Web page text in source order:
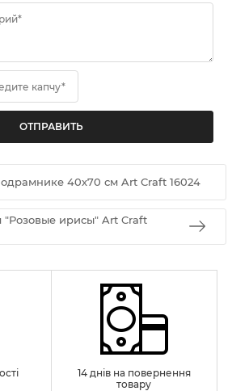
капчу*
40х70 см Art Craft 16024
ирисы" Art Craft
14 днів на повернення
товару